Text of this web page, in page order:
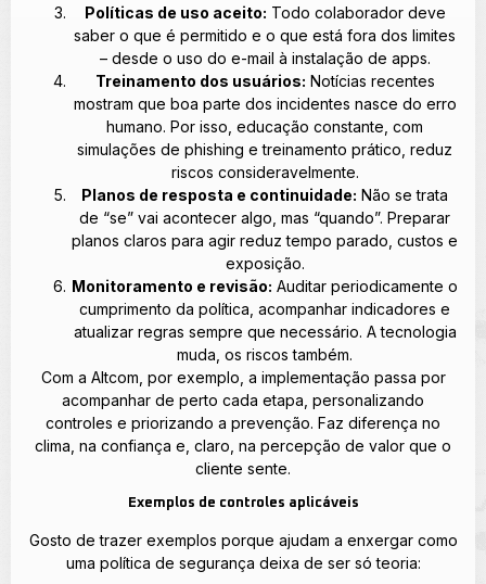
Políticas de uso aceito: Todo colaborador deve
saber o que é permitido e o que está fora dos limites
– desde o uso do e-mail à instalação de apps.
Treinamento dos usuários: Notícias recentes
mostram que boa parte dos incidentes nasce do erro
humano. Por isso, educação constante, com
simulações de phishing e treinamento prático, reduz
riscos consideravelmente.
Planos de resposta e continuidade: Não se trata
de “se” vai acontecer algo, mas “quando”. Preparar
planos claros para agir reduz tempo parado, custos e
exposição.
Monitoramento e revisão: Auditar periodicamente o
cumprimento da política, acompanhar indicadores e
atualizar regras sempre que necessário. A tecnologia
muda, os riscos também.
Com a Altcom, por exemplo, a implementação passa por
acompanhar de perto cada etapa, personalizando
controles e priorizando a prevenção. Faz diferença no
clima, na confiança e, claro, na percepção de valor que o
cliente sente.
Exemplos de controles aplicáveis
Gosto de trazer exemplos porque ajudam a enxergar como
uma política de segurança deixa de ser só teoria: